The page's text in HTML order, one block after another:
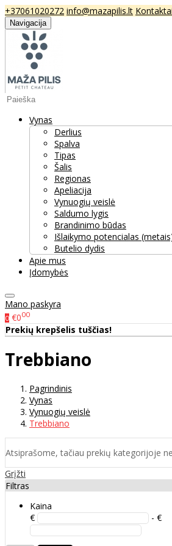
+37061020272 info@mazapilis.lt Kontaktai
Navigacija
Vynas
Derlius
Spalva
Tipas
Šalis
Regionas
Apeliacija
Vynuogių veislė
Saldumo lygis
Brandinimo būdas
Išlaikymo potencialas
Butelio dydis
Apie mus
Įdomybės
Mano paskyra
0 €000
Prekių krepšelis tuščias!
Trebbiano
Pagrindinis
Vynas
Vynuogių veislė
Trebbiano
Atsiprašome, tačiau prekių kategorijoje
Grįžti
Filtras
Kaina
€
- €